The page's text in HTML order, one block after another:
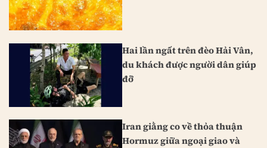
Hai lần ngất trên đèo Hải Vân,
du khách được người dân giúp
đỡ
Iran giằng co về thỏa thuận
Hormuz giữa ngoại giao và